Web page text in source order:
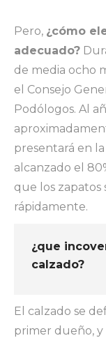
Pero, ¿cómo
adecuado?
de media ocho
el Consejo
Podólogos. Al
presentará en
alcanzado el
que los
rápidamente.
¿que
calzado?
El calzado se
primer dueño, y